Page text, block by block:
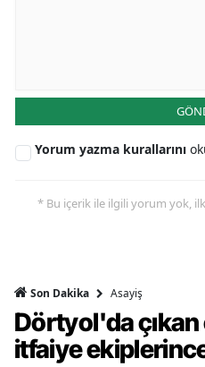
Yorum yazma kurallarını
* Bu içerik ile ilgili yorum yok,
Son Dakika Asayiş
Dörtyol'da çıkan
itfaiye